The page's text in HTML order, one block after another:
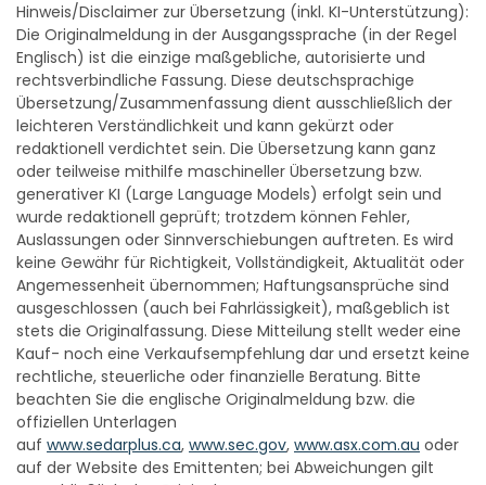
Hinweis/Disclaimer zur Übersetzung (inkl. KI-Unterstützung):
Die Originalmeldung in der Ausgangssprache (in der Regel
Englisch) ist die einzige maßgebliche, autorisierte und
rechtsverbindliche Fassung. Diese deutschsprachige
Übersetzung/Zusammenfassung dient ausschließlich der
leichteren Verständlichkeit und kann gekürzt oder
redaktionell verdichtet sein. Die Übersetzung kann ganz
oder teilweise mithilfe maschineller Übersetzung bzw.
generativer KI (Large Language Models) erfolgt sein und
wurde redaktionell geprüft; trotzdem können Fehler,
Auslassungen oder Sinnverschiebungen auftreten. Es wird
keine Gewähr für Richtigkeit, Vollständigkeit, Aktualität oder
Angemessenheit übernommen; Haftungsansprüche sind
ausgeschlossen (auch bei Fahrlässigkeit), maßgeblich ist
stets die Originalfassung. Diese Mitteilung stellt weder eine
Kauf- noch eine Verkaufsempfehlung dar und ersetzt keine
rechtliche, steuerliche oder finanzielle Beratung. Bitte
beachten Sie die englische Originalmeldung bzw. die
offiziellen Unterlagen
auf www.sedarplus.ca, www.sec.gov, www.asx.com.au oder
auf der Website des Emittenten; bei Abweichungen gilt